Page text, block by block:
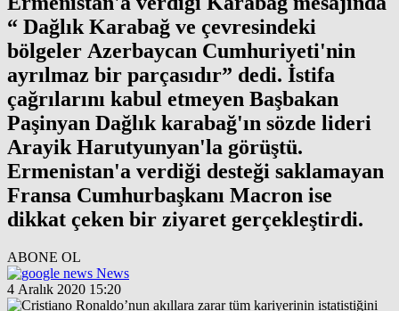
“ Dağlık Karabağ ve çevresindeki
bölgeler Azerbaycan Cumhuriyeti'nin
ayrılmaz bir parçasıdır” dedi. İstifa
çağrılarını kabul etmeyen Başbakan
Paşinyan Dağlık karabağ'ın sözde lideri
Arayik Harutyunyan'la görüştü.
Ermenistan'a verdiği desteği saklamayan
Fransa Cumhurbaşkanı Macron ise
dikkat çeken bir ziyaret gerçekleştirdi.
ABONE OL
News
4 Aralık 2020 15:20